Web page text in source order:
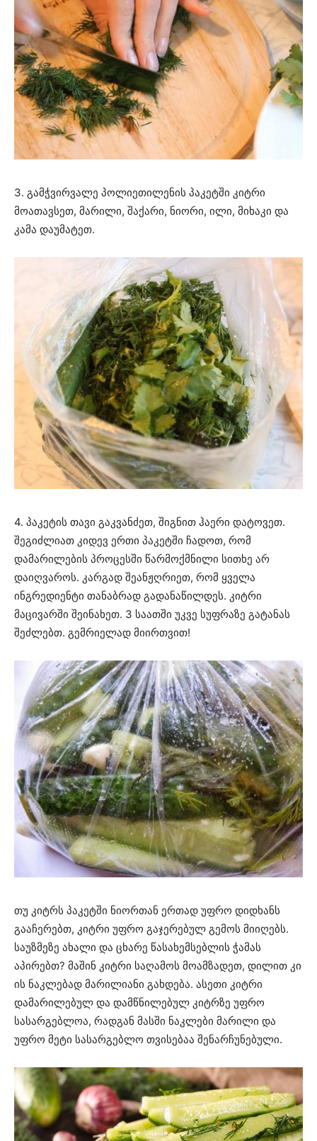
3. გამჭვირვალე პოლიეთილენის პაკეტში კიტრი
მოათავსეთ, მარილი, შაქარი, ნიორი, ილი, მიხაკი და
კამა დაუმატეთ.
4. პაკეტის თავი გაკვანძეთ, შიგნით ჰაერი დატოვეთ.
შეგიძლიათ კიდევ ერთი პაკეტში ჩადოთ, რომ
დამარილების პროცესში წარმოქმნილი სითხე არ
დაიღვაროს. კარგად შეანჟღრიეთ, რომ ყველა
ინგრედიენტი თანაბრად გადანაწილდეს. კიტრი
მაცივარში შეინახეთ. 3 საათში უკვე სუფრაზე გატანას
შეძლებთ. გემრიელად მიირთვით!
თუ კიტრს პაკეტში ნიორთან ერთად უფრო დიდხანს
გააჩერებთ, კიტრი უფრო გაჯერებულ გემოს მიიღებს.
საუზმეზე ახალი და ცხარე წასახემსებლის ჭამას
აპირებთ? მაშინ კიტრი საღამოს მოამზადეთ, დილით კი
ის ნაკლებად მარილიანი გახდება. ასეთი კიტრი
დამარილებულ და დამწნილებულ კიტრზე უფრო
სასარგებლოა, რადგან მასში ნაკლები მარილი და
უფრო მეტი სასარგებლო თვისებაა შენარჩუნებული.